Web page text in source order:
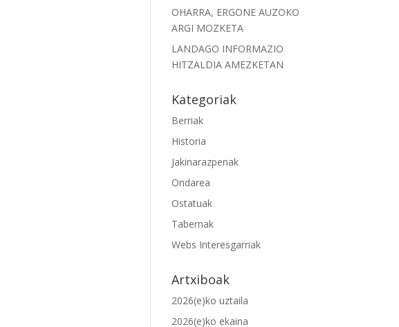
OHARRA, ERGONE AUZOKO
ARGI MOZKETA
LANDAGO INFORMAZIO
HITZALDIA AMEZKETAN
Kategoriak
Berriak
Historia
Jakinarazpenak
Ondarea
Ostatuak
Tabernak
Webs Interesgarriak
Artxiboak
2026(e)ko uztaila
2026(e)ko ekaina